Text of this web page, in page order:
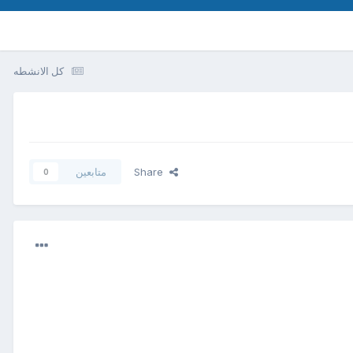
كل الانشطه
متابعين 0